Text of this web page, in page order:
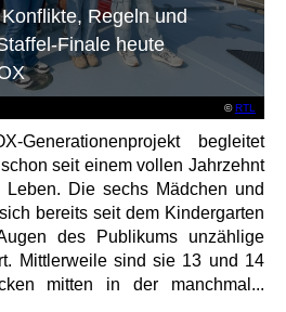
©RTL
Regeln und
Finale heute
Generationenprojekt begleitet
seit einem vollen Jahrzehnt
Die sechs Mädchen und
bereits seit dem Kindergarten
des Publikums unzählige
Mittlerweile sind sie 13 und 14
mitten in der manchmal...